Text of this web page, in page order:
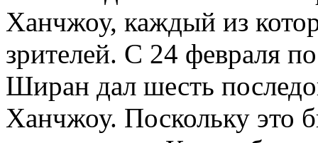
Ханчжоу, каждый из
зрителей. С 24 февраля
Ширан дал шесть
Ханчжоу. Поскольку это